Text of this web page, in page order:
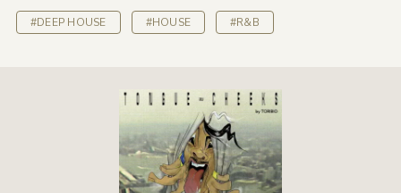
#DEEP HOUSE #HOUSE #R&B